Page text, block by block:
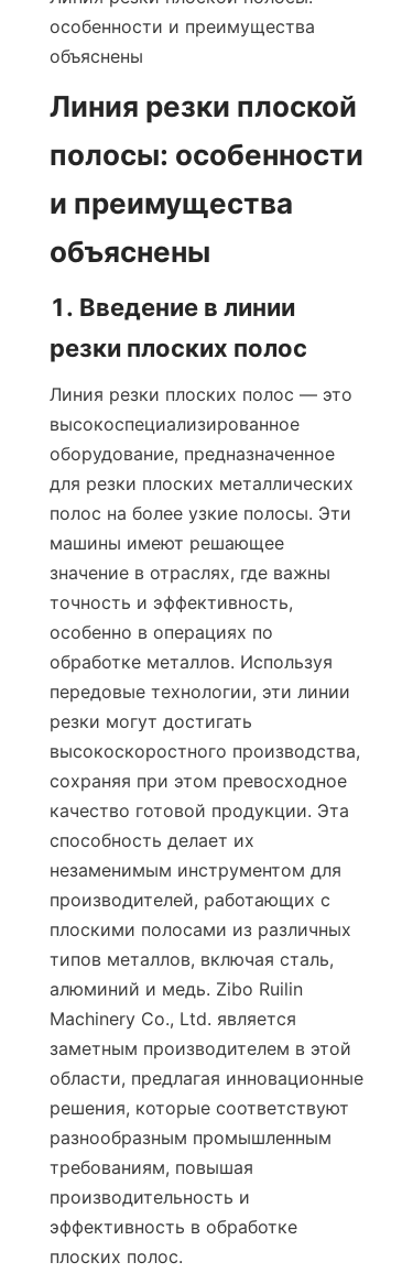
особенности и преимущества
объяснены
Линия резки плоской
полосы: особенности
и преимущества
объяснены
1. Введение в линии
резки плоских полос
Линия резки плоских полос — это
высокоспециализированное
оборудование, предназначенное
для резки плоских металлических
полос на более узкие полосы. Эти
машины имеют решающее
значение в отраслях, где важны
точность и эффективность,
особенно в операциях по
обработке металлов. Используя
передовые технологии, эти линии
резки могут достигать
высокоскоростного производства,
сохраняя при этом превосходное
качество готовой продукции. Эта
способность делает их
незаменимым инструментом для
производителей, работающих с
плоскими полосами из различных
типов металлов, включая сталь,
алюминий и медь. Zibo Ruilin
Machinery Co., Ltd. является
заметным производителем в этой
области, предлагая инновационные
решения, которые соответствуют
разнообразным промышленным
требованиям, повышая
производительность и
эффективность в обработке
плоских полос.